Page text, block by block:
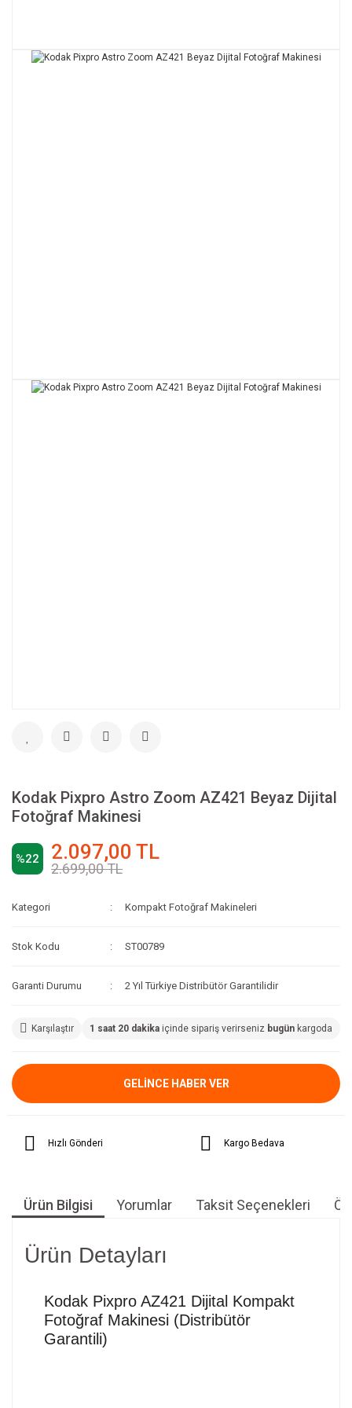
Kodak Pixpro Astro Zoom AZ421 Beyaz Dijital
Fotoğraf Makinesi
%22 2.097,00 TL
2.699,00 TL
Kategori Kompakt Fotoğraf Makineleri
Stok Kodu ST00789
Garanti Durumu 2 Yıl Türkiye Distribütör Garantilidir
Karşılaştır 1 saat 20 dakika içinde sipariş verirseniz bugün kargoda
GELİNCE HABER VER
Hızlı Gönderi Kargo Bedava
Ürün Bilgisi Yorumlar Taksit Seçenekleri
Ürün Detayları
Kodak Pixpro AZ421 Dijital Kompakt
Fotoğraf Makinesi (Distribütör
Garantili)